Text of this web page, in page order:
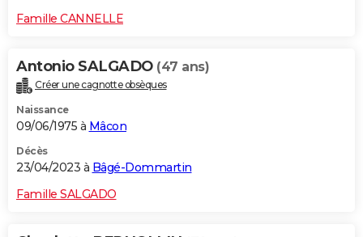
Famille CANNELLE
Antonio SALGADO (47 ans)
Créer une cagnotte obsèques
Naissance
09/06/1975 à Mâcon
Décès
23/04/2023 à Bâgé-Dommartin
Famille SALGADO